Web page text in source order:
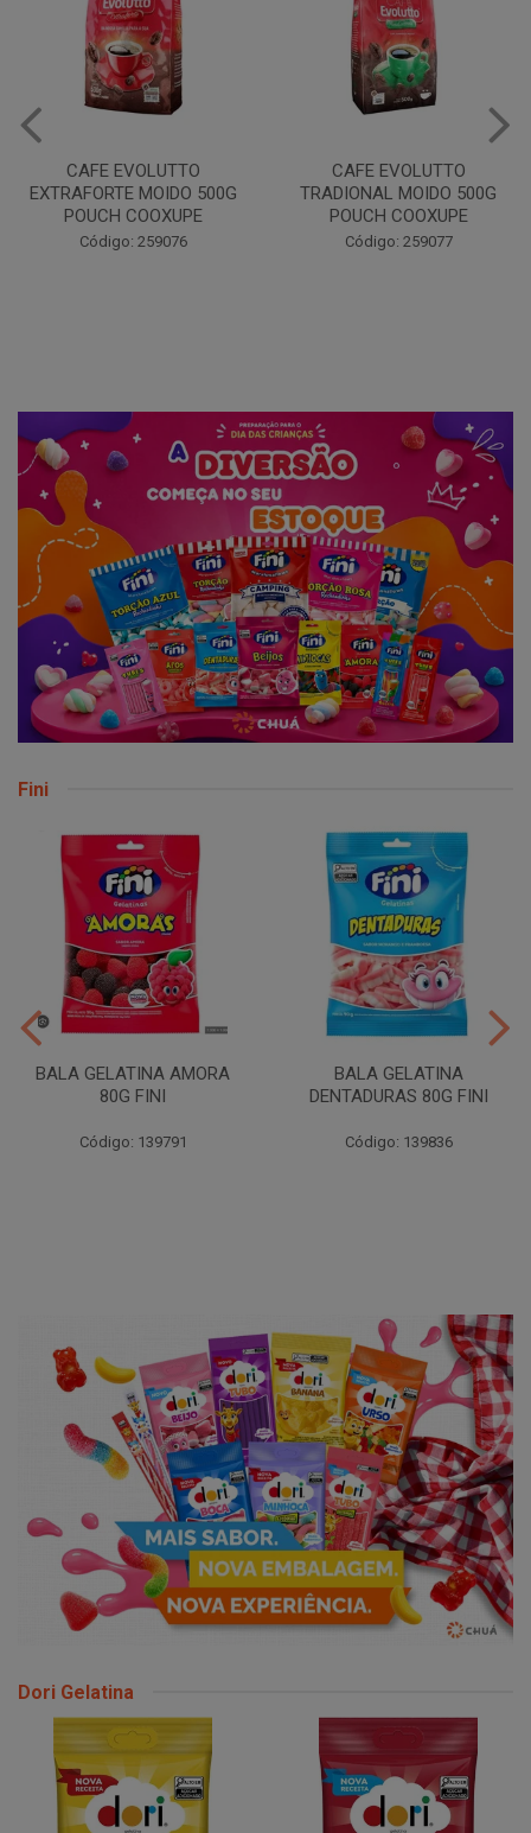
CAFE EVOLUTTO
EXTRAFORTE MOIDO 500G
POUCH COOXUPE
Código: 259076
CAFE EVOLUTTO
TRADIONAL MOIDO 500G
POUCH COOXUPE
Código: 259077
Fini
BALA GELATINA AMORA
80G FINI
Código: 139791
BALA GELATINA
DENTADURAS 80G FINI
Código: 139836
Dori Gelatina